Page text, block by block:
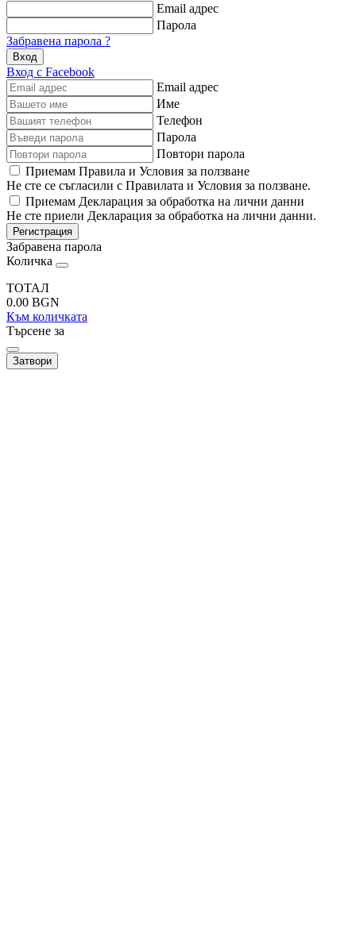
Email адрес
Парола
Забравена парола ?
Вход
Вход с Facebook
Email адрес
Име
Телефон
Парола
Повтори парола
Приемам Правила и Условия за ползване
Не сте се съгласили с Правилата и Условия за ползване.
Приемам Декларация за обработка на лични данни
Не сте приели Декларация за обработка на лични данни.
Регистрация
Забравена парола
Количка
ТОТАЛ
0.00 BGN
Към количката
Търсене за
Затвори